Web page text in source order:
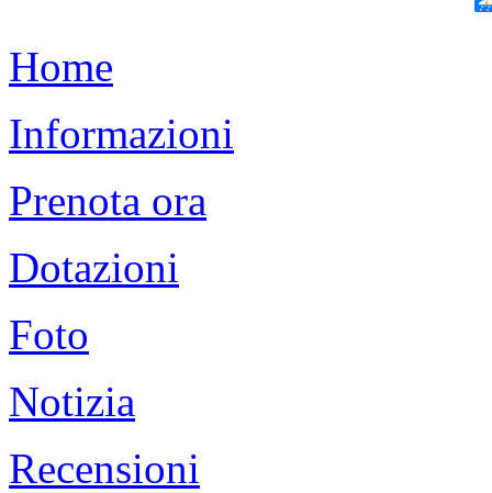
Home
Informazioni
Prenota ora
Dotazioni
Foto
Notizia
Recensioni